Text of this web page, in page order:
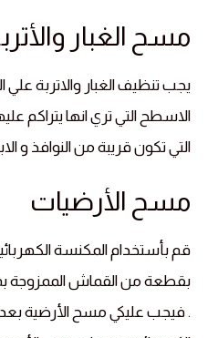
مسح الغبار
يجب تنظيف الغبار والاتربة
الاسطح التي تري انها يتراكم
التي تكون قريبة من النوافذ و
مسح الأرضيات
قم بأستخدام المكنسة
بقطعة من القماش الممزوجة
. فيجب عليكي مسح الأرضية